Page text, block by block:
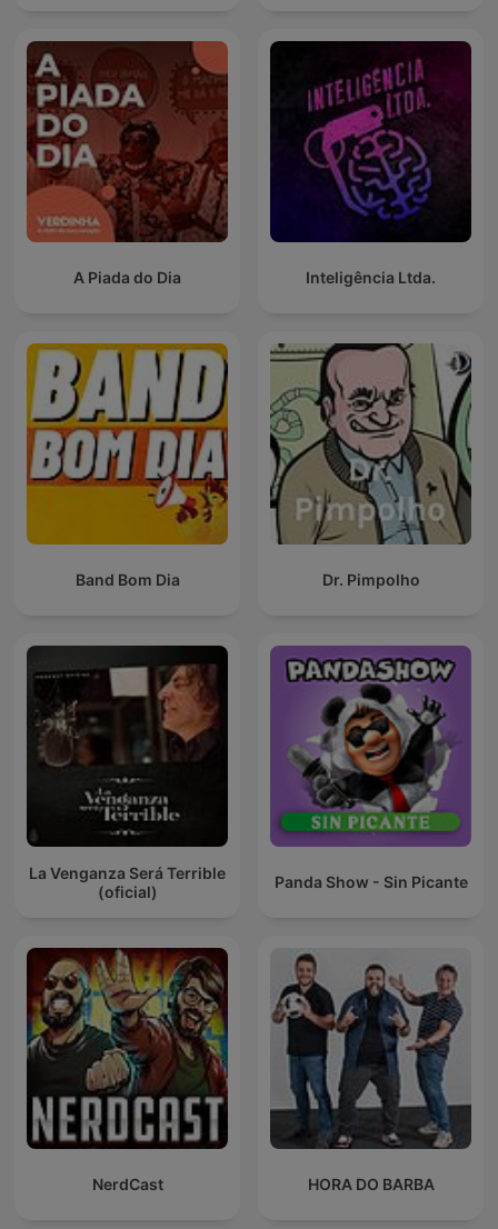
A Piada do Dia Inteligência Ltda.
Band Bom Dia Dr. Pimpolho
La Venganza Será Terrible
(oficial)
Panda Show - Sin Picante
NerdCast HORA DO BARBA